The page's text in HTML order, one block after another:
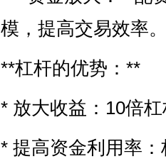
模，提高交易效率
**杠杆的优势：**
* 放大收益：10倍
* 提高资金利用率